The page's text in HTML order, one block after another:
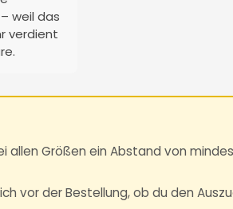
weil das
verdient
allen Größen ein Abstand von
vor der Bestellung, ob du den